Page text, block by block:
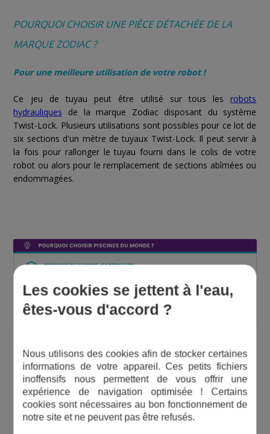
POURQUOI CHOISIR UNE PIÈCE DÉTACHÉE DE LA
MARQUE ZODIAC ?
Pour une meilleure utilisation de votre robot !
Ce jeu de tuyau peut être utilisé sur tous les robots
hydrauliques de la marque Zodiac disposant du système
Twist-Lock. Plusieurs utilisations sont possibles pour ce lot de
six sections d'un mètre de tuyaux Twist-Lock. Il peut servir à
la fois pour rallonger le tuyau fourni dans le colis de votre
robot ou alors pour le remplacement de sections abîmées ou
endommagées.
1 mètre Twist Lock - W78055 :
DÉSIGNATION ARTICLE
À RÉPARER
MARQUE RÉFÉRENCE
DU PRODUIT
REPÈRE SUR
VUE ÉCLATÉE
Les cookies se jettent à l'eau,
êtes-vous d'accord ?
Nous utilisons des cookies afin de stocker certaines
informations de votre appareil. Ces petits fichiers
inoffensifs nous permettent de vous offrir une
expérience de navigation optimisée ! Certains
cookies sont nécessaires au bon fonctionnement de
notre site et ne peuvent pas être refusés.